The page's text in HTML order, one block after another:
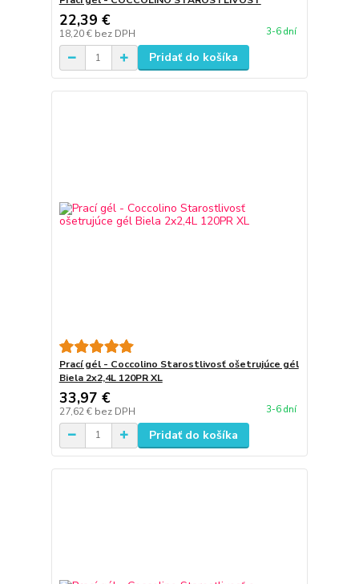
22,39 €
18,20 € bez DPH 3-6 dní
Pridať do košíka
Prací gél - Coccolino Starostlivosť ošetrujúce gél
Biela 2x2,4L 120PR XL
33,97 €
27,62 € bez DPH 3-6 dní
Pridať do košíka